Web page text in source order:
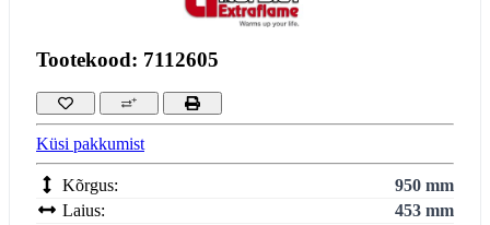
Tootekood: 7112605
Küsi pakkumist
Kõrgus:
950 mm
Laius:
453 mm